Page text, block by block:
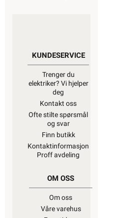
KUNDESERVICE
Trenger du
elektriker? Vi hjelper
deg
Kontakt oss
Ofte stilte spørsmål
og svar
Finn butikk
Kontaktinformasjon
Proff avdeling
OM OSS
Om oss
Våre varehus